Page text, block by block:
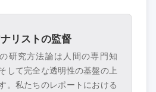
リストの監督
研究方法論は人間の専門知
して完全な透明性の基盤の上
。私たちのレポートにおける